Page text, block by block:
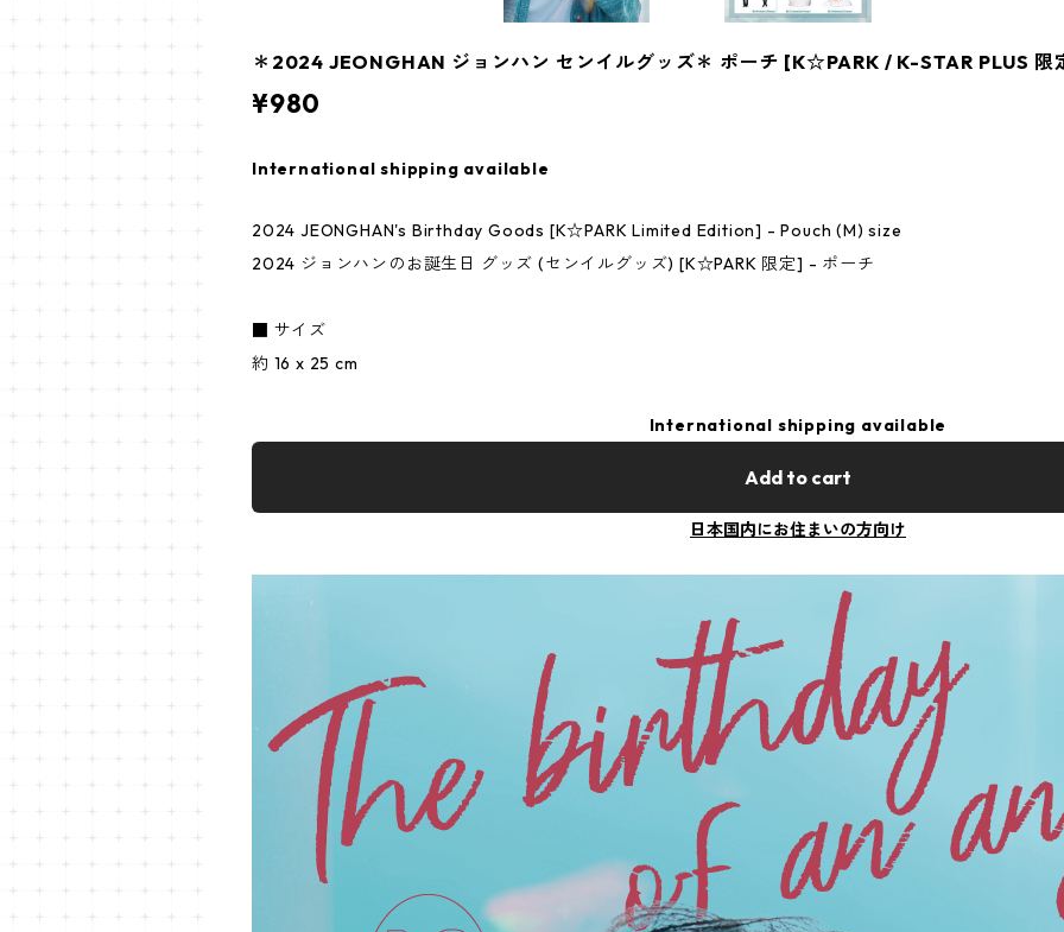
＊2024 JEONGHAN ジョンハン センイルグッズ＊ ポーチ [K☆PARK / K-STAR PLUS 限
¥980
International shipping available
2024 JEONGHAN's Birthday Goods [K☆PARK Limited Edition] - Pouch (M) size
2024 ジョンハンのお誕生日 グッズ (センイルグッズ) [K☆PARK 限定] - ポーチ
■ サイズ
約 16 x 25 cm
International shipping available
Add to cart
日本国内にお住まいの方向け